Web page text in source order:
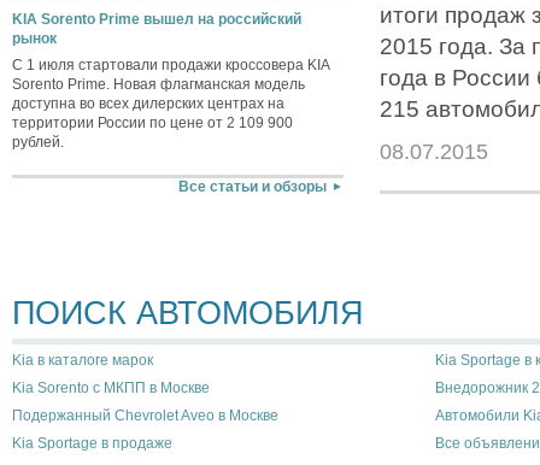
KIA Sorento Prime вышел на российский
рынок
С 1 июля стартовали продажи кроссовера KIA
Sorento Prime. Новая флагманская модель
доступна во всех дилерских центрах на
территории России по цене от 2 109 900
рублей.
Все статьи и обзоры
итоги продаж
2015 года. За
года в
215
08.07.2015
ПОИСК АВТОМОБИЛЯ
Kia в каталоге марок
Kia Sportage в
Kia Sorento с МКПП в Москве
Внедорожник
Подержанный Chevrolet Aveo в Москве
Автомобили
Kia Sportage в продаже
Все